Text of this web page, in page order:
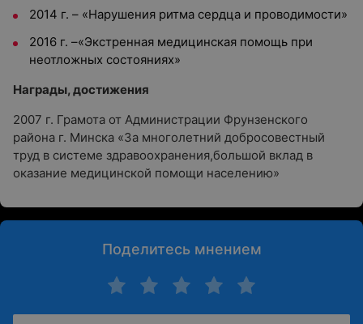
2014 г. – «Нарушения ритма сердца и проводимости»
2016 г. –«Экстренная медицинская помощь при
неотложных состояниях»
Награды, достижения
2007 г. Грамота от Администрации Фрунзенского
района г. Минска «За многолетний добросовестный
труд в системе здравоохранения,большой вклад в
оказание медицинской помощи населению»
Поделитесь мнением